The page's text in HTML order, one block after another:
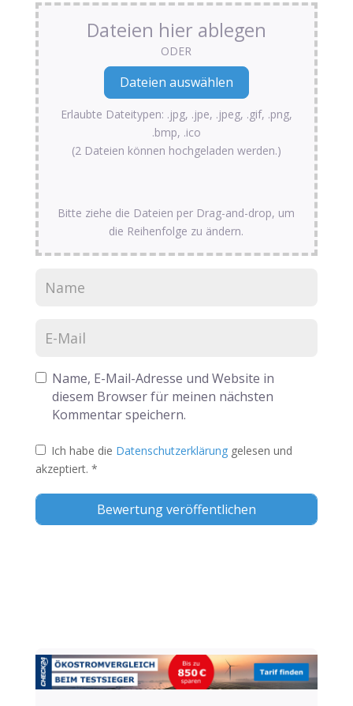
Dateien hier ablegen
ODER
Erlaubte Dateitypen: .jpg, .jpe, .jpeg, .gif, .png,
.bmp, .ico
(2 Dateien können hochgeladen werden.)
Bitte ziehe die Dateien per Drag-and-drop, um
die Reihenfolge zu ändern.
Name, E-Mail-Adresse und Website in
diesem Browser für meinen nächsten
Kommentar speichern.
Ich habe die Datenschutzerklärung gelesen und
akzeptiert. *